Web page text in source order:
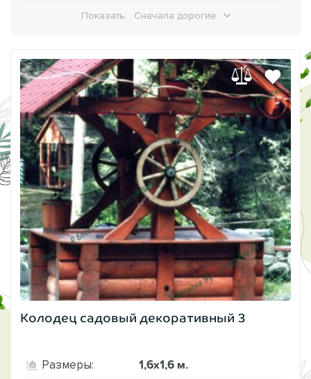
Показать: Сначала дорогие
Колодец садовый декоративный 3
Размеры: 1,6х1,6 м.